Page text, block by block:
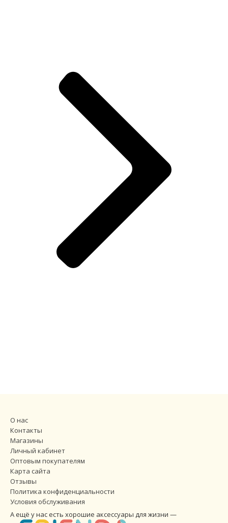
О нас
Контакты
Магазины
Личный кабинет
Оптовым покупателям
Карта сайта
Отзывы
Политика конфиденциальности
Условия обслуживания
А ещё у нас есть хорошие аксессуары для жизни —